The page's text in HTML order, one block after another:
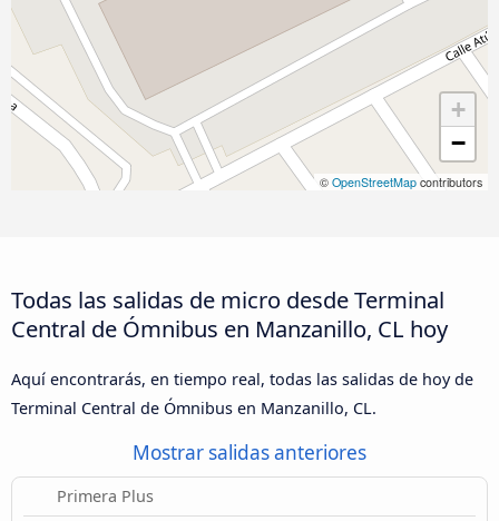
+
−
© OpenStreetMap contributors
Todas las salidas de micro desde Terminal
Central de Ómnibus en Manzanillo, CL hoy
Aquí encontrarás, en tiempo real, todas las salidas de hoy de
Terminal Central de Ómnibus en Manzanillo, CL.
Mostrar salidas anteriores
Primera Plus